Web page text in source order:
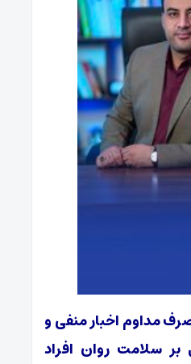
مداوم اخبار منفی و
بر سلامت روان افراد